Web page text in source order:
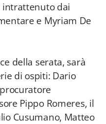
intrattenuto dai
e Myriam De
della serata, sarà
di ospiti: Dario
Pippo Romeres, il
Cusumano, Matteo